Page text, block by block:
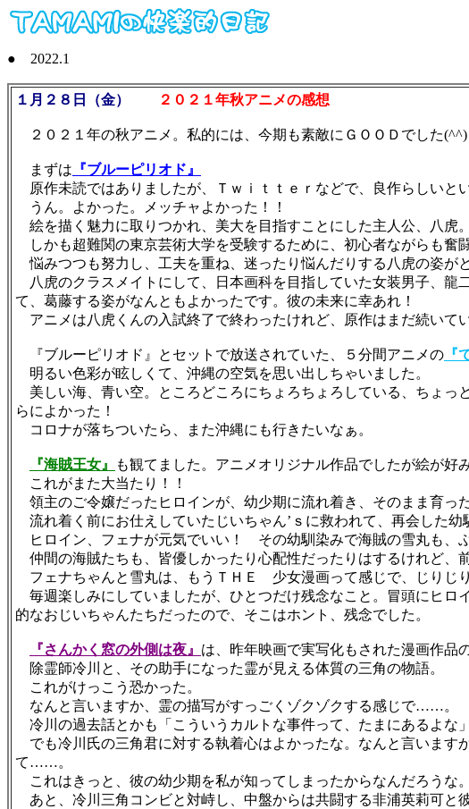
● 2022.1
１月２８日（金） ２０２１年秋アニメの感想
２０２１年の秋アニメ。私的には、今期も素敵にＧＯＯＤでした(^^)
まずは 『ブルーピリオド』
原作未読ではありましたが、Ｔｗｉｔｔｅｒなどで、良作らしいと
うん。よかった。メッチャよかった！！
絵を描く魅力に取りつかれ、美大を目指すことにした主人公、八虎。
しかも超難関の東京芸術大学を受験するために、初心者ながらも奮
悩みつつも努力し、工夫を重ね、迷ったり悩んだりする八虎の姿が
八虎のクラスメイトにして、日本画科を目指していた女装男子、龍
て、葛藤する姿がなんともよかったです。彼の未来に幸あれ！
アニメは八虎くんの入試終了で終わったけれど、原作はまだ続いて
『ブルーピリオド』とセットで放送されていた、５分間アニメの 『
明るい色彩が眩しくて、沖縄の空気を思い出しちゃいました。
美しい海、青い空。ところどころにちょろちょろしている、ちょっ
らによかった！
コロナが落ちついたら、また沖縄にも行きたいなぁ。
『海賊王女』
も観てました。アニメオリジナル作品でしたが絵が好
これがまた大当たり！！
領主のご令嬢だったヒロインが、幼少期に流れ着き、そのまま育っ
流れ着く前にお仕えしていたじいちゃん’ｓに救われて、再会した幼
ヒロイン、フェナが元気でいい！ その幼馴染みで海賊の雪丸も、
仲間の海賊たちも、皆優しかったり心配性だったりはするけれど、
フェナちゃんと雪丸は、もうＴＨＥ 少女漫画って感じで、じりじ
毎週楽しみにしていましたが、ひとつだけ残念なこと。冒頭にヒロ
的なおじいちゃんたちだったので、そこはホント、残念でした。
『さんかく窓の外側は夜』 は、昨年映画で実写化もされた漫画作品
除霊師冷川と、その助手になった霊が見える体質の三角の物語。
これがけっこう恐かった。
なんと言いますか、霊の描写がすっごくゾクゾクする感じで……。
冷川の過去話とかも「こういうカルトな事件って、たまにあるよな
でも冷川氏の三角君に対する執着心はよかったな。なんと言います
て……。
これはきっと、彼の幼少期を私が知ってしまったからなんだろうな。
あと、冷川三角コンビと対峙し、中盤からは共闘する非浦英莉可と